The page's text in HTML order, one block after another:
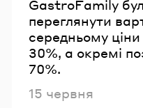
GastroFamily
переглянути
середньому
30%, а окремі
70%.
Опубліковано
15 червня